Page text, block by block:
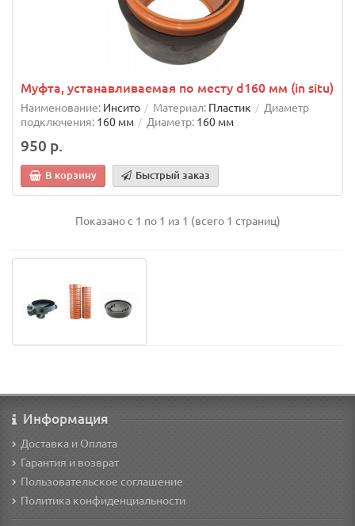
Муфта, устанавливаемая по месту d160 мм (in situ)
Наименование: Инсито Материал: Пластик
Диаметр
подключения: 160 мм Диаметр: 160 мм
950 р.
В корзину Быстрый заказ
Показано с 1 по 1 из 1 (всего 1 страниц)
Информация
Доставка и Оплата
Гарантия и возврат
Пользовательское соглашение
Политика конфиденциальности